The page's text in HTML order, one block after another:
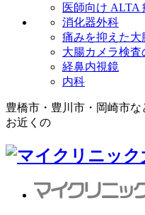
医師向け ALTA
消化器外科
痛みを抑えた大
大腸カメラ検査
経鼻内視鏡
内科
豊橋市・豊川市・岡崎市
お近くの